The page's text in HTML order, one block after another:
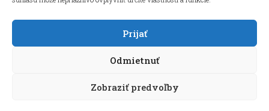
Prijať
Odmietnuť
Zobraziť predvoľby
Copyright © 2026 aneps.sk